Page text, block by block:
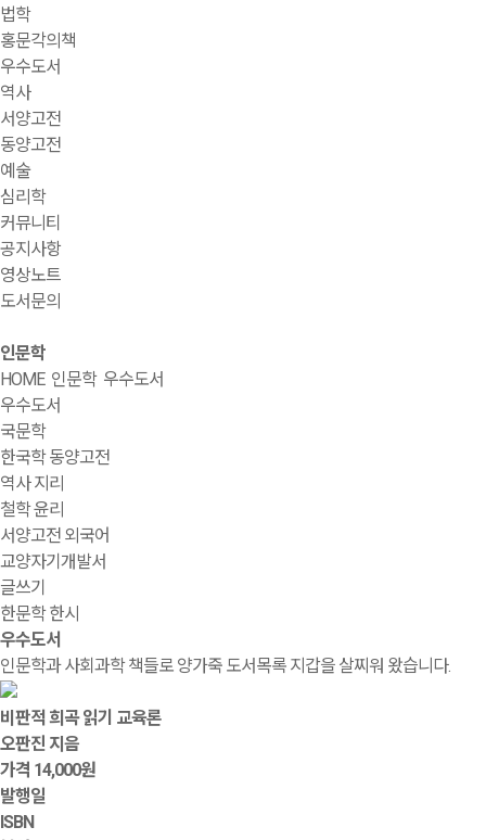
법학
홍문각의책
우수도서
역사
서양고전
동양고전
예술
심리학
커뮤니티
공지사항
영상노트
도서문의
인문학
HOME 인문학 우수도서
우수도서
국문학
한국학 동양고전
역사 지리
철학 윤리
서양고전 외국어
교양자기개발서
글쓰기
한문학 한시
우수도서
인문학과 사회과학 책들로 양가죽 도서목록 지갑을 살찌워 왔습니다.
비판적 희곡 읽기 교육론
오판진 지음
가격 14,000원
발행일
ISBN